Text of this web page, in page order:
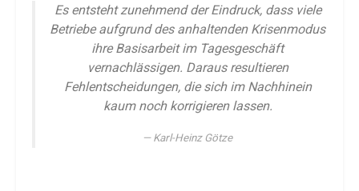
Es entsteht zunehmend der Eindruck, dass viele
Betriebe aufgrund des anhaltenden Krisenmodus
ihre Basisarbeit im Tagesgeschäft
vernachlässigen. Daraus resultieren
Fehlentscheidungen, die sich im Nachhinein
kaum noch korrigieren lassen.
Karl-Heinz Götze